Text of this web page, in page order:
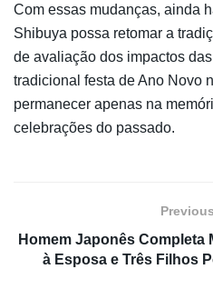
Com essas mudanças, ainda
Shibuya possa retomar a
de avaliação dos impactos
tradicional festa de Ano Novo
permanecer apenas na
celebrações do passado.
Homem Japonês Completa
à Esposa e Três Filhos